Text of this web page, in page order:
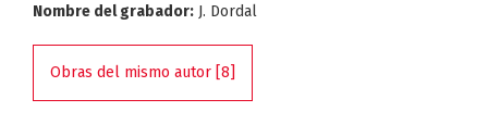
Nombre del grabador: J. Dordal
Obras del mismo autor [8]